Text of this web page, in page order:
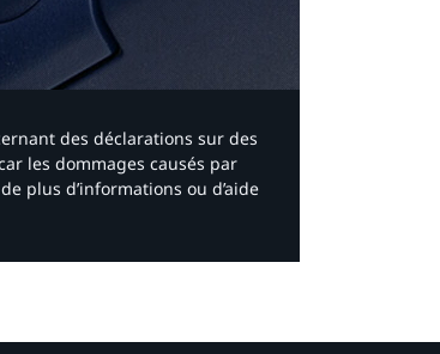
des déclarations sur des
les dommages causés par
plus d’informations ou d’aide